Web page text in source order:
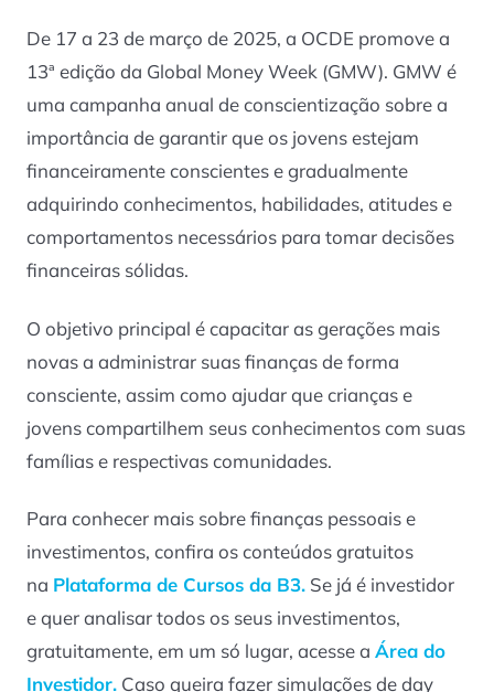
De 17 a 23 de março de 2025, a OCDE promove a
13ª edição da Global Money Week (GMW). GMW é
uma campanha anual de conscientização sobre a
importância de garantir que os jovens estejam
financeiramente conscientes e gradualmente
adquirindo conhecimentos, habilidades, atitudes e
comportamentos necessários para tomar decisões
financeiras sólidas.
O objetivo principal é capacitar as gerações mais
novas a administrar suas finanças de forma
consciente, assim como ajudar que crianças e
jovens compartilhem seus conhecimentos com suas
famílias e respectivas comunidades.
Para conhecer mais sobre finanças pessoais e
investimentos, confira os conteúdos gratuitos
na Plataforma de Cursos da B3. Se já é investidor
e quer analisar todos os seus investimentos,
gratuitamente, em um só lugar, acesse a Área do
Investidor. Caso queira fazer simulações de day